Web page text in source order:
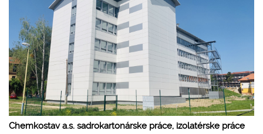
Chemkostav a.s. sadrokartonárske práce, izolatérske práce